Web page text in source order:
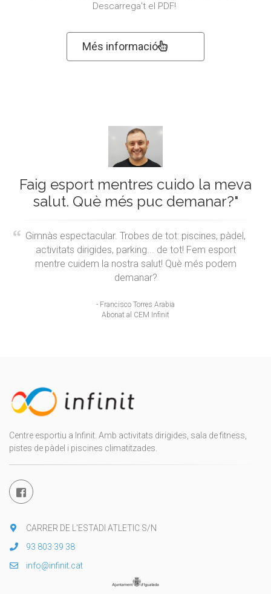
Descarrega't el PDF!
Més informació
Faig esport mentres cuido la meva
salut. Què més puc demanar?"
Gimnàs espectacular. Trobes de tot: piscines, pàdel,
activitats dirigides, parking... de tot! Fem esport
mentre cuidem la nostra salut! Què més podem
demanar?
- Francisco Torres Arabia
Abonat al CEM Infinit
Centre esportiu a Infinit. Amb activitats dirigides, sala de fitness,
pistes de pàdel i piscines climatitzades.
CARRER DE L'ESTADI ATLETIC S/N
93 803 39 38
info@infinit.cat